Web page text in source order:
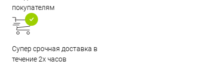
покупателям
Супер срочная доставка в
течение 2х часов